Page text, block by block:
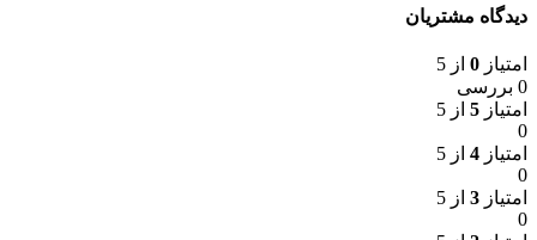
دیدگاه مشتریان
امتیاز 0 از 5
0 بررسی
امتیاز 5 از 5
0
امتیاز 4 از 5
0
امتیاز 3 از 5
0